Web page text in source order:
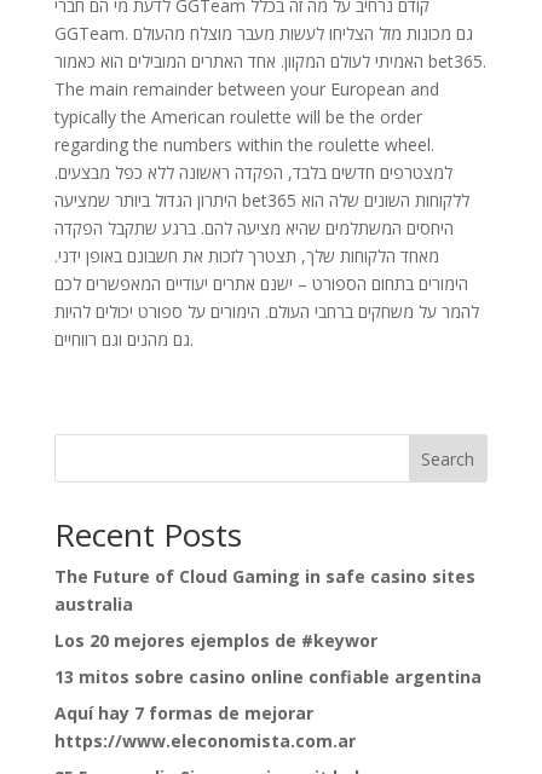
לדעת מי הם חברי GGTeam קודם נרחיב על מה זה בכלל
GGTeam. גם מכונות מזל הצליחו לעשות מעבר מוצלח מהעולם
האמיתי לעולם המקוון. אחד האתרים המובילים הוא כאמור bet365.
The main remainder between your European and
typically the American roulette will be the order
regarding the numbers within the roulette wheel.
למצטרפים חדשים בלבד, הפקדה ראשונה ללא כפל מבצעים.
היתרון הגדול ביותר שמציעה bet365 ללקוחות השונים שלה הוא
היחסים המשתלמים שהיא מציעה להם. ברגע שתקבל הפקדה
מאחד הלקוחות שלך, תצטרך לזכות את חשבונם באופן ידני.
הימורים בתחום הספורט – ישנם אתרים יעודיים המאפשרים לכם
להמר על משחקים ברחבי העולם. הימורים על ספורט יכולים להיות
גם מהנים וגם רווחיים.
Search
Recent Posts
The Future of Cloud Gaming in safe casino sites
australia
Los 20 mejores ejemplos de #keywor
13 mitos sobre casino online confiable argentina
Aquí hay 7 formas de mejorar
https://www.eleconomista.com.ar